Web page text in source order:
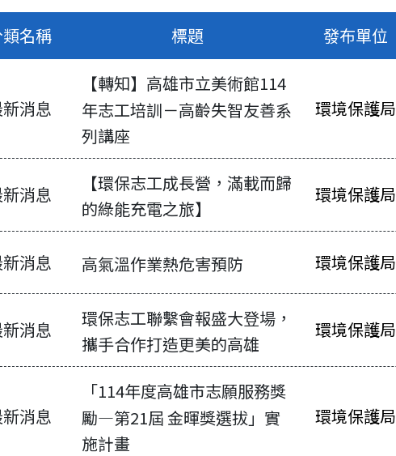
息-列表
名稱 標題 發布單位
消息
【轉知】高雄市立美術館114
年志工培訓－高齡失智友善系
列講座
環境保護局
消息
【環保志工成長營，滿載而歸
的綠能充電之旅】
環境保護局
消息 高氣溫作業熱危害預防 環境保護局
消息
環保志工聯繫會報盛大登場，
攜手合作打造更美的高雄
環境保護局
消息
「114年度高雄市志願服務獎
勵—第21屆 金暉獎選拔」實
施計畫
環境保護局